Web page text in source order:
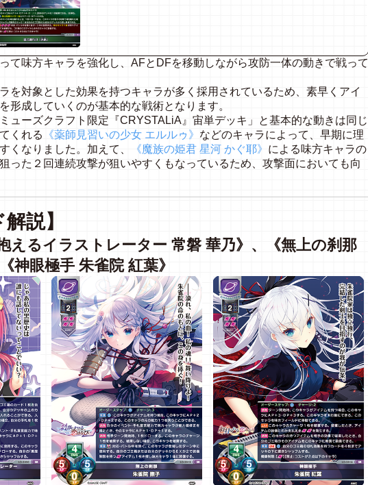
て味方キャラを強化し、AFとDFを移動しながら攻防一体の動きで戦って
を対象とした効果を持つキャラが多く採用されているため、素早くアイ
形成していくのが基本的な戦術となります。
ューズクラフト限定『CRYSTALiA』宙単デッキ」と基本的な動きは同じ
くれる
《薬師見習いの少女 エルルゥ》 などのキャラによって、早期に理
くなりました。加えて、
《魔族の姫君 星河 かぐ耶》 による味方キャラの
った２回連続攻撃が狙いやすくもなっているため、攻撃面においても向
説】
えるイラストレーター 常磐 華乃》、《無上の刹那
神眼極手 朱雀院 紅葉》